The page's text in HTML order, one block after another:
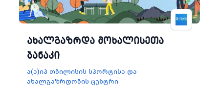
ახალგაზრდა მოხალისეთა
ბანაკი
ა(ა)იპ თბილისის სპორტისა და
ახალგაზრდობის ცენტრი